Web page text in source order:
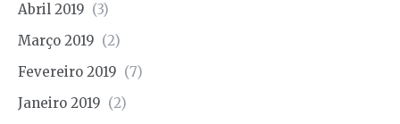
Abril 2019 (3)
Março 2019 (2)
Fevereiro 2019 (7)
Janeiro 2019 (2)